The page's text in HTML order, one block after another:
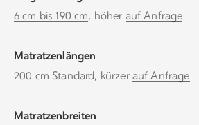
6 cm bis 190 cm, höher auf Anfrage
Matratzenlängen
200 cm Standard, kürzerauf Anfrage
Matratzenbreiten